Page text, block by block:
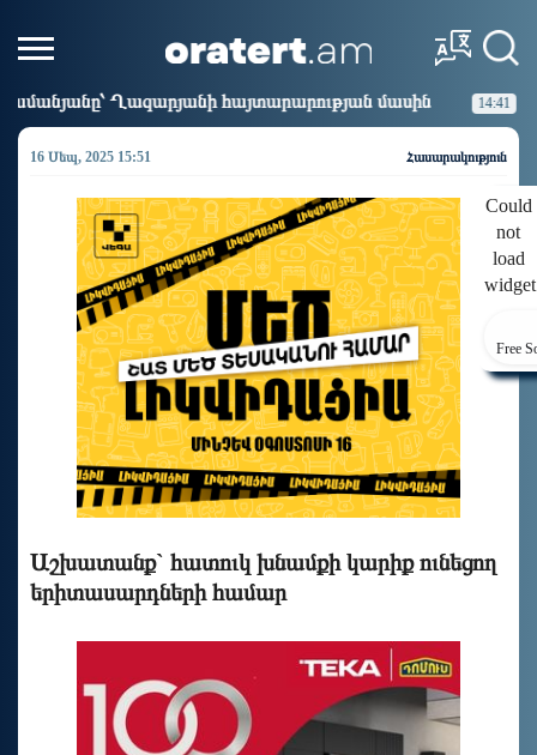
հայտարարության մասին 14:41 Եթե հարց գոյություն
16 Սեպ, 2025 15:51 Հասարակություն
Could
not
load
Free
Աշխատանք` հատուկ խնամքի կարիք ունեցող
երիտասարդների համար